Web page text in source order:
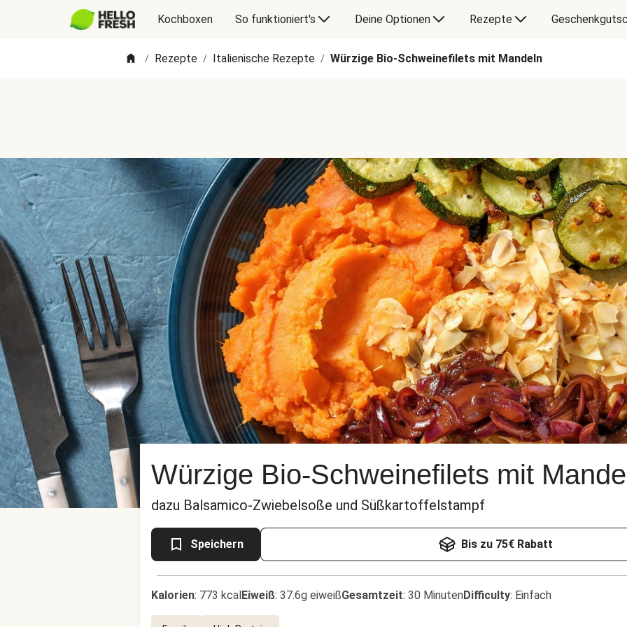
Kochboxen So funktioniert's Deine Optionen Rezepte
/ Rezepte / Italienische Rezepte / Würzige Bio-Schweinefilets mit Mandeln
Würzige Bio-Schweinefilets mit
dazu Balsamico-Zwiebelsoße und Süßkartoffelstampf
Speichern Bis zu 75€ Rabatt
Kalorien: 773 kcalEiweiß: 37.6g eiweißGesamtzeit: 30 MinutenDifficulty: Einfach